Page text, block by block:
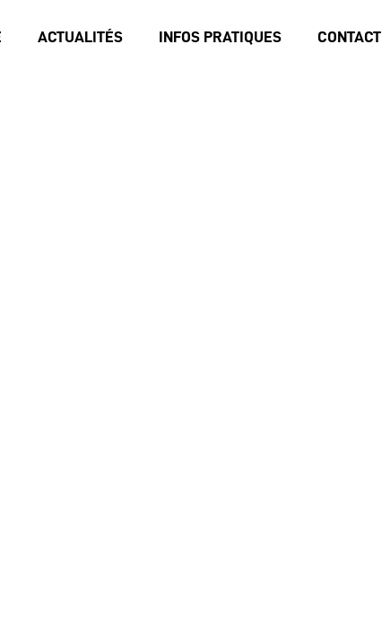
ACTUALITÉS INFOS PRATIQUES CONTACT